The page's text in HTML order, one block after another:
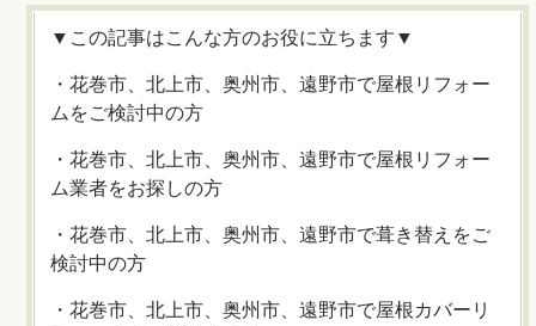
▼この記事はこんな方のお役に立ちます▼
・花巻市、北上市、奥州市、遠野市で屋根リフォー
ムをご検討中の方
・花巻市、北上市、奥州市、遠野市で屋根リフォー
ム業者をお探しの方
・花巻市、北上市、奥州市、遠野市で葺き替えをご
検討中の方
・花巻市、北上市、奥州市、遠野市で屋根カバーリ